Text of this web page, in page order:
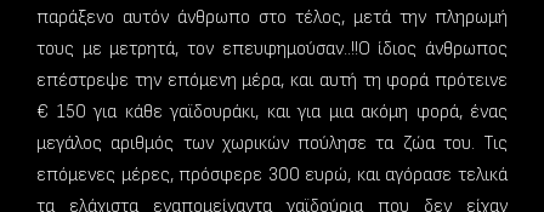
παράξενο αυτόν άνθρωπο στο τέλος, μετά την πληρωμή
τους με μετρητά, τον επευφημούσαν..!!Ο ίδιος άνθρωπος
επέστρεψε την επόμενη μέρα, και αυτή τη φορά πρότεινε
€ 150 για κάθε γαϊδουράκι, και για μια ακόμη φορά, ένας
μεγάλος αριθμός των χωρικών πούλησε τα ζώα του. Τις
επόμενες μέρες, πρόσφερε 300 ευρώ, και αγόρασε τελικά
τα ελάχιστα εναπομείναντα γαϊδούρια που δεν είχαν